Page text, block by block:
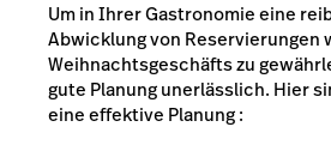
Um in Ihrer Gastronomie eine
Abwicklung von Reservierungen
Weihnachtsgeschäfts zu
gute Planung unerlässlich. Hier
eine effektive Planung :